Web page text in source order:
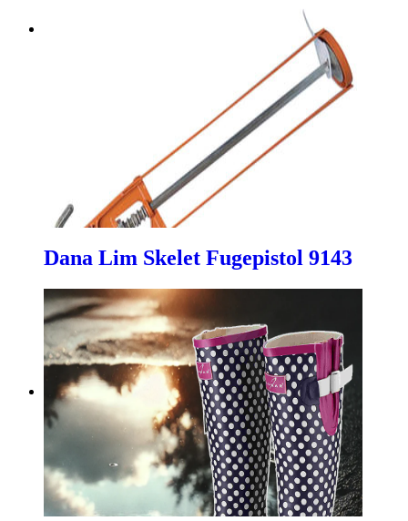
Dana Lim Skelet Fugepistol 9143